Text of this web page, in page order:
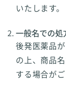
いたします。
一般名での処
後発医薬品
の上、商品
する場合がご